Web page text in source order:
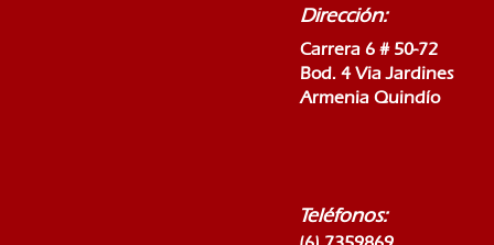
Dirección:
Carrera 6 # 50-72
Bod. 4 Via Jardines
Armenia Quindío
Teléfonos: